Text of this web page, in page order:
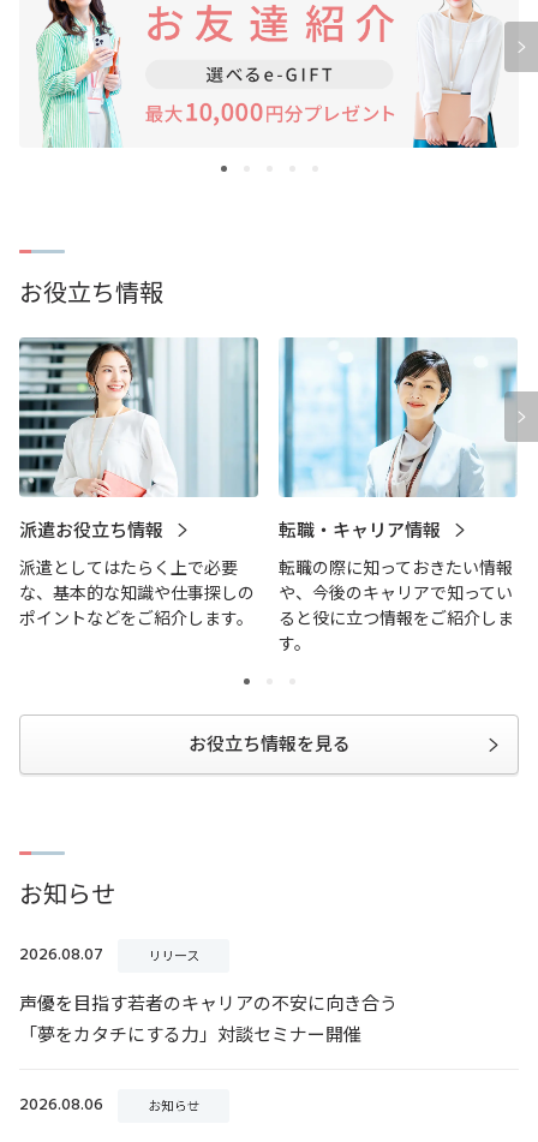
お役立ち情報
派遣お役立ち情報
派遣としてはたらく上で必要
な、基本的な知識や仕事探しの
ポイントなどをご紹介します。
転職・キャリア情報
転職の際に知っておきたい情報
や、今後のキャリアで知ってい
ると役に立つ情報をご紹介しま
す。
お役立ち情報を見る
お知らせ